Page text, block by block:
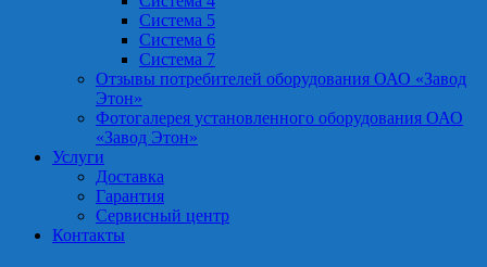
Система 5
Система 6
Система 7
Отзывы потребителей оборудования ОАО «Завод
Этон»
Фотогалерея установленного оборудования ОАО
«Завод Этон»
Услуги
Доставка
Гарантия
Сервисный центр
Контакты